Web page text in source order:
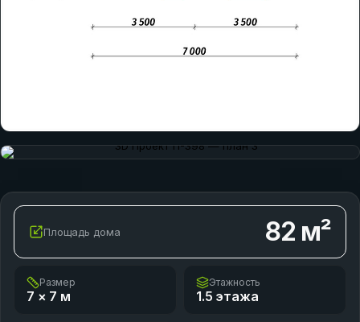
Площадь дома 82 м²
Размер
7 × 7 м
Этажность
1.5 этажа